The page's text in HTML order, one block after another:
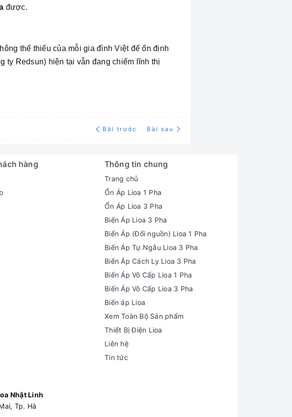
được.
thể thiếu của mỗi gia đình Việt để ổn định
ty Redsun) hiện tại vẫn đang chiếm lĩnh thị
Bài trước Bài sau
hàng Thông tin chung
Trang chủ
Ổn Áp Lioa 1 Pha
Ổn Áp Lioa 3 Pha
Biến Áp Lioa 3 Pha
Biến Áp (Đổi nguồn) Lioa 1 Pha
Biến Áp Tự Ngẫu Lioa 3 Pha
Biến Áp Cách Ly Lioa 3 Pha
Biến Áp Vô Cấp Lioa 1 Pha
Biến Áp Vô Cấp Lioa 3 Pha
Biến áp Lioa
Xem Toàn Bộ Sản phẩm
Thiết Bị Điện Lioa
Liên hệ
Tin tức
Nhật Linh
Tp. Hà